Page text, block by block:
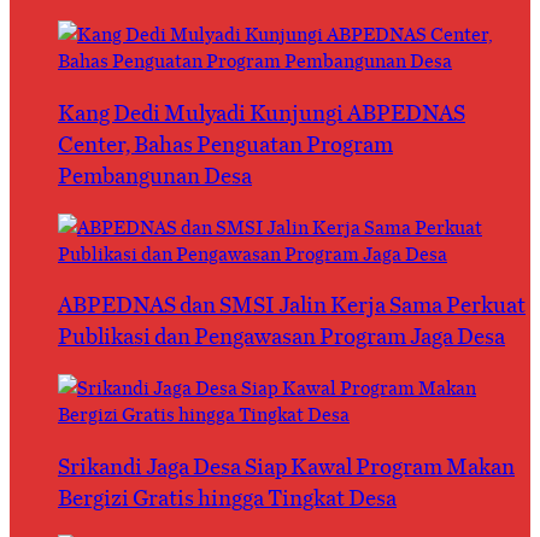
Kang Dedi Mulyadi Kunjungi ABPEDNAS
Center, Bahas Penguatan Program
Pembangunan Desa
ABPEDNAS dan SMSI Jalin Kerja Sama Perkuat
Publikasi dan Pengawasan Program Jaga Desa
Srikandi Jaga Desa Siap Kawal Program Makan
Bergizi Gratis hingga Tingkat Desa